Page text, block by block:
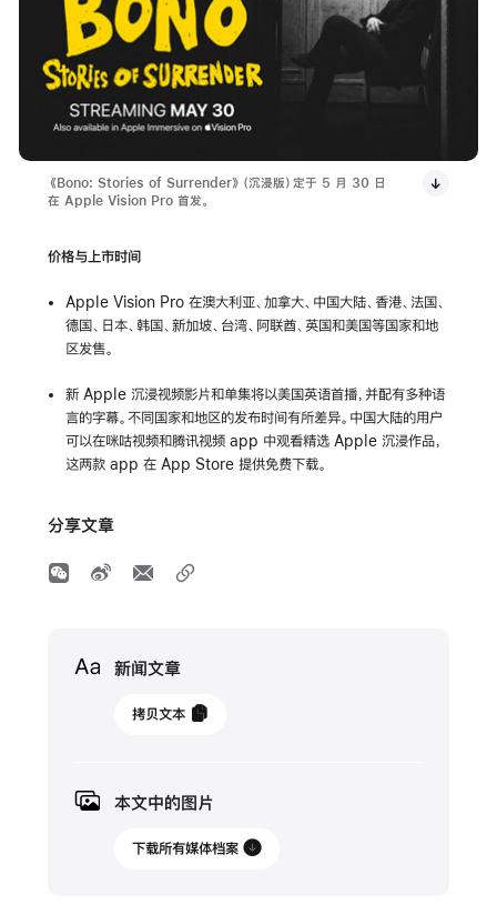
《Bono: Stories of Surrender》（沉浸版）定于 5 月 30 日
在 Apple Vision Pro 首发。
价格与上市时间
Apple Vision Pro 在澳大利亚 、加拿大 中国大陆 、香港 法国
德国
日本 韩国 、新加坡 台湾 阿联酋 、英国和美国等国家和地
区发售。
新 Apple 沉浸视频影片和单集将以美国英语首播，并配有多种语
言的字幕。不同国家和地区的发布时间有所差异。中国大陆的用户
可以在咪咕视频和腾讯视频 app 中观看精选 Apple 沉浸作品，
这两款 app 在 App Store 提供免费下载。
分享文章
新闻文章
2025
月
拷贝文本
本文中的图片
下载所有媒体档案